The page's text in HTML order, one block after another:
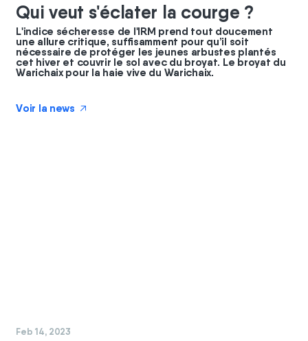
Qui veut s'éclater la courge ?
L'indice sécheresse de l'IRM prend tout doucement
une allure critique, suffisamment pour qu’il soit
nécessaire de protéger les jeunes arbustes plantés
cet hiver et couvrir le sol avec du broyat. Le broyat du
Warichaix pour la haie vive du Warichaix.
Voir la news ↗
#GBC #coopérateurs
Feb 14, 2023